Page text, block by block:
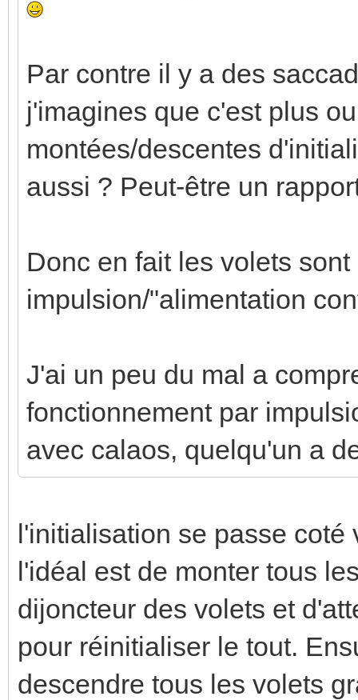
Par contre il y a des
j'imagines que c'est plus
montées/descentes
aussi ? Peut-être un
Donc en fait les volets
impulsion/"alimentation
J'ai un peu du mal a
fonctionnement par
avec calaos, quelqu'un a
l'initialisation se passe coté
l'idéal est de monter tous
dijoncteur des volets et
pour réinitialiser le tout.
descendre tous les volets